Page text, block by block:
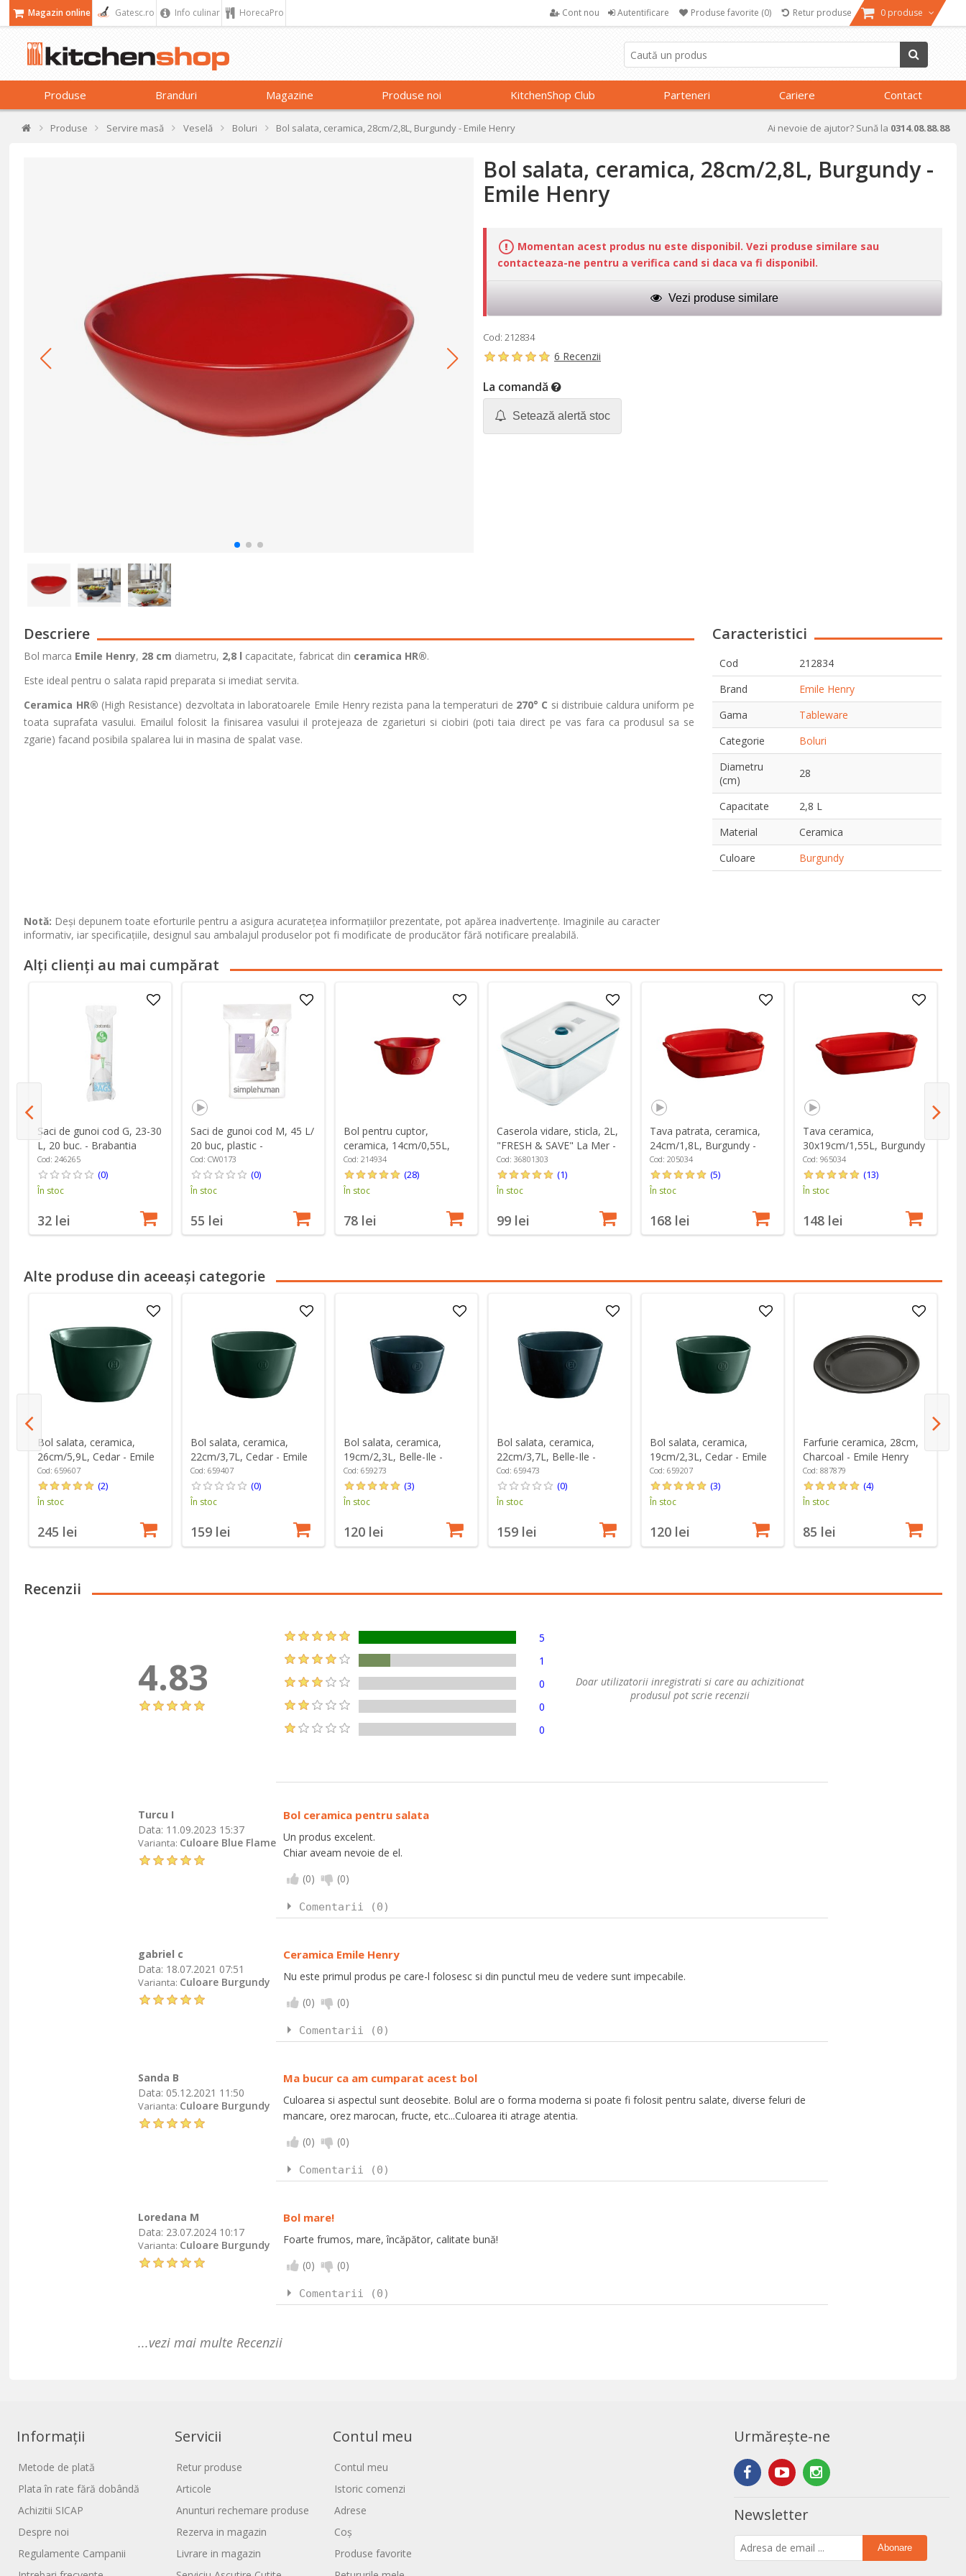
Magazin online Gatesc.ro Info culinar HorecaPro Cont nou Autentificare Produse favorite (0) Retur produse 0 produse
Produse Branduri Magazine Produse noi KitchenShop Club Parteneri Cariere Contact
Produse Servire masă Veselă Boluri Bol salata, ceramica, 28cm/2,8L, Burgundy - Emile Henry Ai nevoie de ajutor? Sună la 0314.08.88.88
Bol salata, ceramica, 28cm/2,8L, Burgundy -
Emile Henry
Momentan acest produs nu este disponibil. Vezi produse similare sau
contacteaza-ne pentru a verifica cand si daca va fi disponibil.
Vezi produse similare
Cod: 212834
6 Recenzii
La comandă
Setează alertă stoc
Descriere
Bol marca Emile Henry, 28 cm diametru, 2,8 l capacitate, fabricat din ceramica HR®.
Este ideal pentru o salata rapid preparata si imediat servita.
Ceramica HR® (High Resistance) dezvoltata in laboratoarele Emile Henry rezista pana la temperaturi de 270° C si distribuie caldura uniform pe
toata suprafata vasului. Emailul folosit la finisarea vasului il protejeaza de zgarieturi si ciobiri (poti taia direct pe vas fara ca produsul sa se
zgarie) facand posibila spalarea lui in masina de spalat vase.
Caracteristici
Cod
212834
Brand
Emile Henry
Gama
Tableware
Categorie
Boluri
Diametru
(cm)
28
Capacitate
2,8 L
Material
Ceramica
Culoare
Burgundy
Notă: Deși depunem toate eforturile pentru a asigura acuratețea informațiilor prezentate, pot apărea inadvertențe. Imaginile au caracter
informativ, iar specificațiile, designul sau ambalajul produselor pot fi modificate de producător fără notificare prealabilă.
Alți clienți au mai cumpărat
Saci de gunoi cod G, 23-30
L, 20 buc. - Brabantia
Cod: 246265
(0)
În stoc
32 lei
Saci de gunoi cod M, 45 L/
20 buc, plastic -
simplehuman
Cod: CW0173
(0)
În stoc
55 lei
Bol pentru cuptor,
ceramica, 14cm/0,55L,
Burgundy - Emile Henry
Cod: 214934
(28)
În stoc
78 lei
Caserola vidare, sticla, 2L,
"FRESH & SAVE" La Mer -
Zwilling
Cod: 36801303
(1)
În stoc
99 lei
Tava patrata, ceramica,
24cm/1,8L, Burgundy -
Emile Henry
Cod: 205034
(5)
În stoc
168 lei
Tava ceramica,
30x19cm/1,55L, Burgundy
- Emile Henry
Cod: 965034
(13)
În stoc
148 lei
Alte produse din aceeași categorie
Bol salata, ceramica,
26cm/5,9L, Cedar - Emile
Henry
Cod: 659607
(2)
În stoc
245 lei
Bol salata, ceramica,
22cm/3,7L, Cedar - Emile
Henry
Cod: 659407
(0)
În stoc
159 lei
Bol salata, ceramica,
19cm/2,3L, Belle-Ile -
Emile Henry
Cod: 659273
(3)
În stoc
120 lei
Bol salata, ceramica,
22cm/3,7L, Belle-Ile -
Emile Henry
Cod: 659473
(0)
În stoc
159 lei
Bol salata, ceramica,
19cm/2,3L, Cedar - Emile
Henry
Cod: 659207
(3)
În stoc
120 lei
Farfurie ceramica, 28cm,
Charcoal - Emile Henry
Cod: 887879
(4)
În stoc
85 lei
Recenzii
4.83
5
1
0
0
0
Doar utilizatorii inregistrati si care au achizitionat
produsul pot scrie recenzii
Turcu I
Data: 11.09.2023 15:37
Varianta: Culoare Blue Flame
Bol ceramica pentru salata
Un produs excelent.
Chiar aveam nevoie de el.
(0) (0)
Comentarii (0)
gabriel c
Data: 18.07.2021 07:51
Varianta: Culoare Burgundy
Ceramica Emile Henry
Nu este primul produs pe care-l folosesc si din punctul meu de vedere sunt impecabile.
(0) (0)
Comentarii (0)
Sanda B
Data: 05.12.2021 11:50
Varianta: Culoare Burgundy
Ma bucur ca am cumparat acest bol
Culoarea si aspectul sunt deosebite. Bolul are o forma moderna si poate fi folosit pentru salate, diverse feluri de
mancare, orez marocan, fructe, etc...Culoarea iti atrage atentia.
(0) (0)
Comentarii (0)
Loredana M
Data: 23.07.2024 10:17
Varianta: Culoare Burgundy
Bol mare!
Foarte frumos, mare, încăpător, calitate bună!
(0) (0)
Comentarii (0)
...vezi mai multe Recenzii
Informații
Metode de plată
Plata în rate fără dobândă
Achizitii SICAP
Despre noi
Regulamente Campanii
Servicii
Retur produse
Articole
Anunturi rechemare produse
Rezerva in magazin
Livrare in magazin
Contul meu
Contul meu
Istoric comenzi
Adrese
Coș
Produse favorite
Urmărește-ne
Newsletter
Abonare